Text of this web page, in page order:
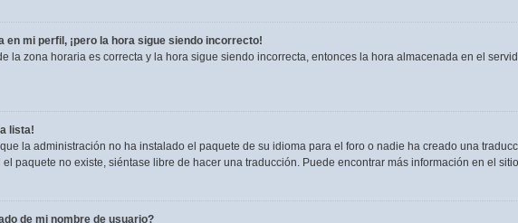
en mi perfil, ¡pero la hora sigue siendo incorrecto!
la zona horaria es correcta y la hora sigue siendo incorrecta, entonces la hora almacenada en el
lista!
la administración no ha instalado el paquete de su idioma para el foro o nadie ha creado una
paquete no existe, siéntase libre de hacer una traducción. Puede encontrar más información en el
de mi nombre de usuario?